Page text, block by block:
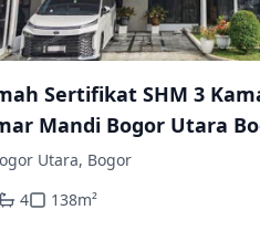
Sertifikat SHM 3
Mandi Bogor Utara
Utara, Bogor
4 138m²